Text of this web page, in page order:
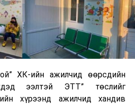
ХК-ийн ажилчид өөрсдийн
ээлтэй ЭТТ” төслийг
хүрээнд ажилчид хандив